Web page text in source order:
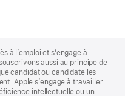
à l’emploi et s’engage à
aussi au principe de
candidat ou candidate les
Apple s’engage à travailler
intellectuelle ou un